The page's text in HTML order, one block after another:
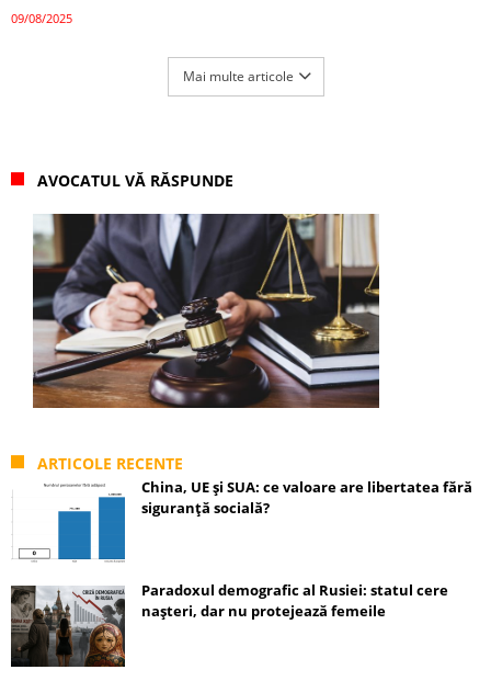
09/08/2025
Mai multe articole
AVOCATUL VĂ RĂSPUNDE
ARTICOLE RECENTE
China, UE și SUA: ce valoare are libertatea fără
siguranță socială?
Paradoxul demografic al Rusiei: statul cere
nașteri, dar nu protejează femeile